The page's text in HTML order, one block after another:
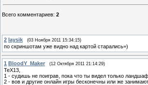
Всего комментариев: 2
2 laysik (03 Ноября 2011 15:34:15)
по скриншотам уже видно над картой старались=)
1 BloodY_Maker (12 Октября 2011 21:14:29)
TeX13,
1 - судишь не поиграв, пока что ты видел только
2 - вов и другие онлайн игры бесконечны или же